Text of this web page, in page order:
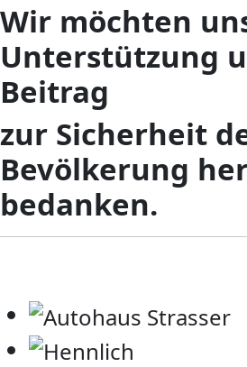
Wir möchten
Unterstützung
Beitrag
zur Sicherheit
Bevölkerung
bedanken.